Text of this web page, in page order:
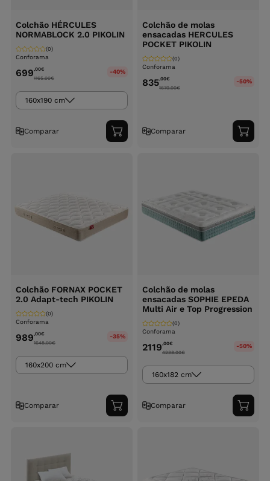
Colchão HÉRCULES
NORMABLOCK 2.0 PIKOLIN
Conforama
(0)
699,00€
1165.00€
-40%
160x190 cm
Comparar
Adicionar
ao
Colchão de molas
ensacadas HERCULES
POCKET PIKOLIN
Conforama
(0)
835,00€
1670.00€
-50%
Comparar
ao
Colchão FORNAX POCKET
2.0 Adapt-tech PIKOLIN
Conforama
(0)
989,00€
1648.00€
-35%
160x200 cm
Comparar
Adicionar
ao
Colchão de molas
ensacadas SOPHIE EPEDA
Multi Air e Top Progression
Conforama
(0)
2119,00€
4238.00€
-50%
160x182 cm
Comparar
ao